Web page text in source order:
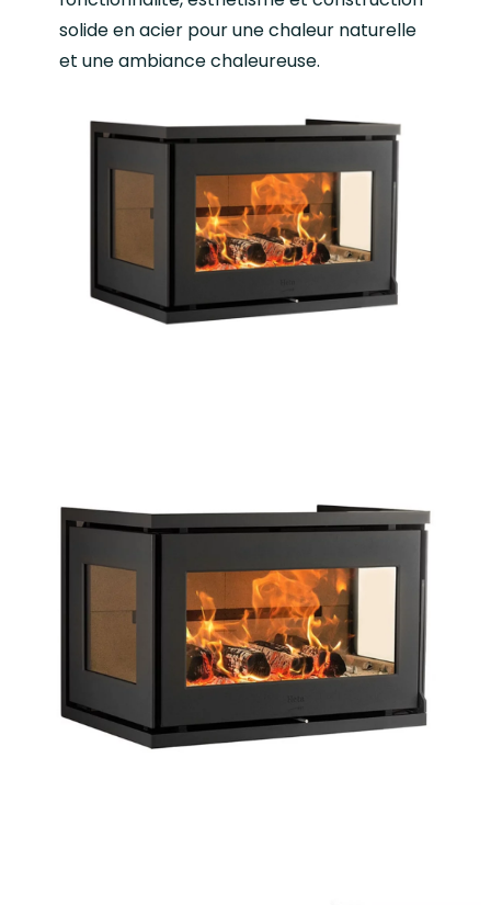
solide en acier pour une chaleur naturelle
et une ambiance chaleureuse.